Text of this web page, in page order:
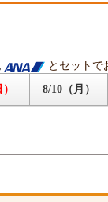
とセットで
8/10（月）